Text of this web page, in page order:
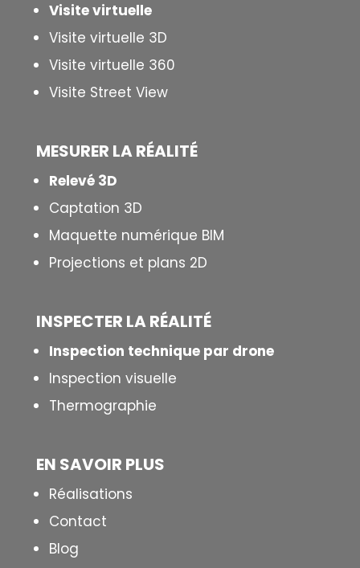
Visite virtuelle
Visite virtuelle 3D
Visite virtuelle 360
Visite Street View
MESURER LARÉALITÉ
Relevé 3D
Captation 3D
Maquette numérique BIM
Projections et plans 2D
INSPECTER LA RÉALITÉ
Inspection technique par drone
Inspection visuelle
Thermographie
EN SAVOIR PLUS
Réalisations
Contact
Blog